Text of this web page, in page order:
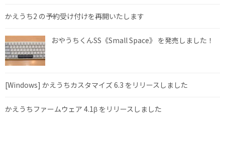
かえうち2 の予約受け付けを再開いたします
おやうちくんSS《Small Space》 を発売しました！
[Windows] かえうちカスタマイズ 6.3 をリリースしました
かえうちファームウェア 4.1β をリリースしました